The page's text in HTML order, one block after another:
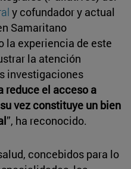
y cofundador y actual
Samaritano
la experiencia de este
la atención
investigaciones
reduce el acceso a
vez constituye un bien
”, ha reconocido.
concebidos para lo